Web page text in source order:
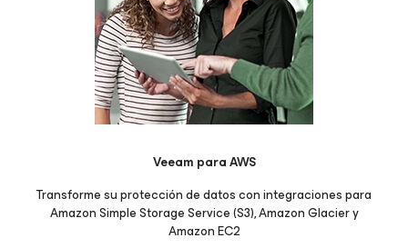
Veeam para AWS
Transforme su protección de datos con integraciones para
Amazon Simple Storage Service (S3), Amazon Glacier y
Amazon EC2